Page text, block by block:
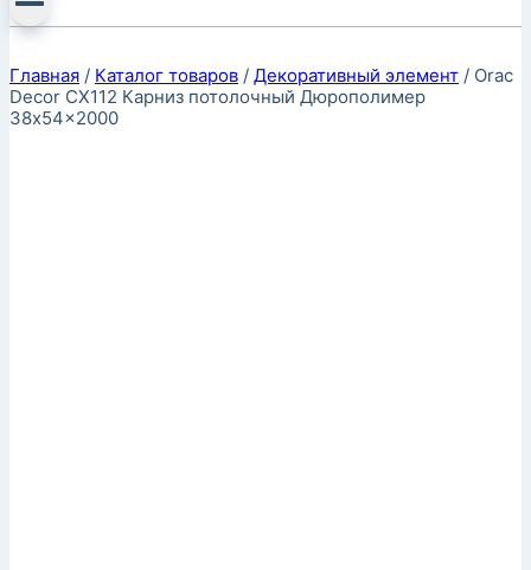
Главная / Каталог товаров / Декоративный элемент / Orac
Decor CX112 Карниз потолочный Дюрополимер
38x54x2000